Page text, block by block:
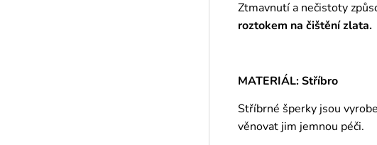
Ztmavnutí a nečistoty
roztokem na čištění zlata.
MATERIÁL: Stříbro
Stříbrné šperky jsou
věnovat jim jemnou péči.